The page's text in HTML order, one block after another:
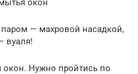
окон
— махровой насадкой,
вуаля!
окон. Нужно пройтись по